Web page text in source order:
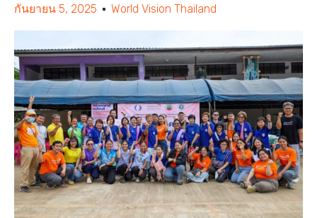
กันยายน 5, 2025 World Vision Thailand